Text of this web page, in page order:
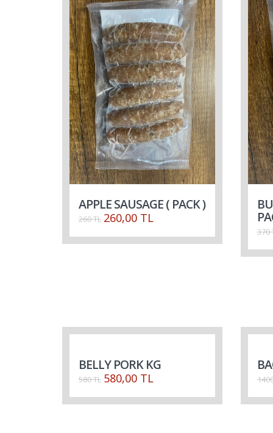
APPLE SAUSAGE ( PACK )
260 TL 260,00 TL
370
BELLY PORK KG
580 TL 580,00 TL